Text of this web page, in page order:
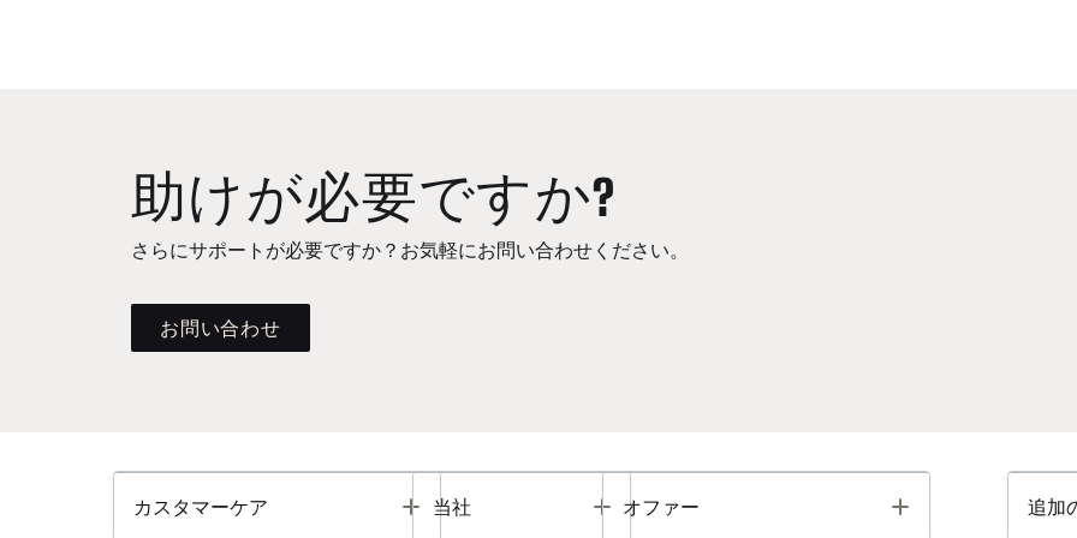
助けが必要ですか?
さらにサポートが必要ですか？お気軽にお問い合わせください。
お問い合わせ
カスタマーケア Toggle
当社 Toggle
オファー Toggle 追加